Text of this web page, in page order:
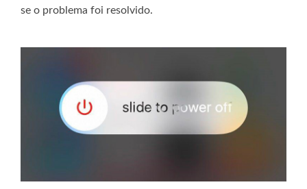
se o problema foi resolvido.